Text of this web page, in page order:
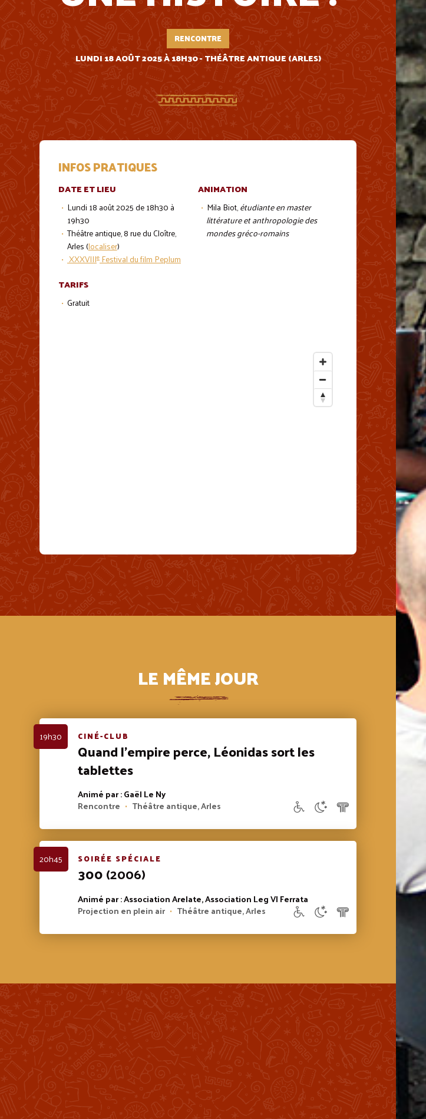
RENCONTRE
LUNDI 18 AOÛT 2025 À 18H30 - THÉÂTRE ANTIQUE (ARLES)
INFOS PRATIQUES
DATE ET LIEU
Lundi 18 août 2025 de 18h30 à
19h30
Théâtre antique, 8 rue du Cloître,
Arles (localiser)
XXXVIIIe Festival du film Peplum
TARIFS
Gratuit
ANIMATION
Mila Biot,étudiante en master
littérature et anthropologie des
mondes gréco-romains
LE MÊME JOUR
19h30 CINÉ-CLUB
Quand l’empire perce, Léonidas sort les
tablettes
Animé par : Gaël Le Ny
Rencontre • Théâtre antique, Arles
20h45 SOIRÉE SPÉCIALE
300(2006)
Animé par : Association Arelate, Association Leg VI Ferrata
Projection en plein air • Théâtre antique, Arles